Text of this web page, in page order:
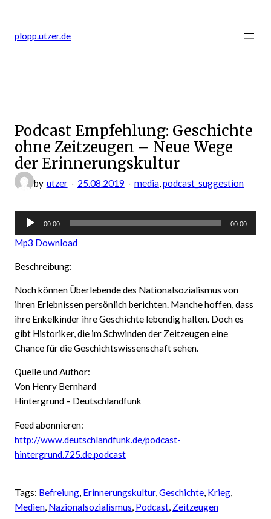
springen
plopp.utzer.de
Podcast Empfehlung: Geschichte
ohne Zeitzeugen – Neue Wege
der Erinnerungskultur
by utzer 25.08.2019 media, podcast_suggestion
Audio-
00:00 00:00
Mp3 Download
Beschreibung:
Noch können Überlebende des Nationalsozialismus von
ihren Erlebnissen persönlich berichten. Manche hoffen, dass
ihre Enkelkinder ihre Geschichte lebendig halten. Doch es
gibt Historiker, die im Schwinden der Zeitzeugen eine
Chance für die Geschichtswissenschaft sehen.
Quelle und Author:
Von Henry Bernhard
Hintergrund – Deutschlandfunk
Feed abonnieren:
http://www.deutschlandfunk.de/podcast-
hintergrund.725.de.podcast
Tags: Befreiung, Erinnerungskultur, Geschichte, Krieg
Medien, Nazionalsozialismus, Podcast, Zeitzeugen